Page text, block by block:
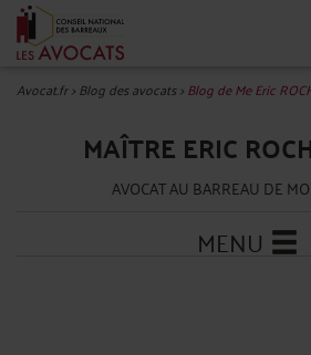
Avocat.fr>Blog des avocats>Blog de Me Eric
MAÎTRE ERIC
AVOCAT AU BARREAU DE
MENU